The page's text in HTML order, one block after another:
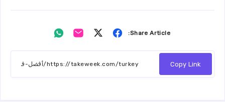
Share Article:
Share
Facebook
Share
Twitter
Share
Email
Whatsapp
Copy Link